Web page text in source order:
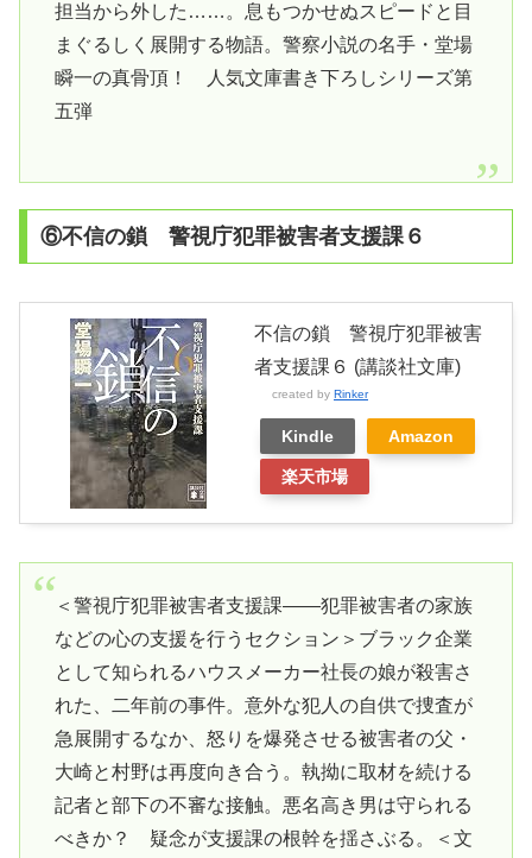
担当から外した……。息もつかせぬスピードと目
まぐるしく展開する物語。警察小説の名手・堂場
瞬一の真骨頂！ 人気文庫書き下ろしシリーズ第
五弾
⑥不信の鎖 警視庁犯罪被害者支援課６
不信の鎖 警視庁犯罪被害
者支援課６ (講談社文庫)
created by Rinker
Kindle Amazon
楽天市場
＜警視庁犯罪被害者支援課――犯罪被害者の家族
などの心の支援を行うセクション＞ブラック企業
として知られるハウスメーカー社長の娘が殺害さ
れた、二年前の事件。意外な犯人の自供で捜査が
急展開するなか、怒りを爆発させる被害者の父・
大崎と村野は再度向き合う。執拗に取材を続ける
記者と部下の不審な接触。悪名高き男は守られる
べきか？ 疑念が支援課の根幹を揺さぶる。＜文